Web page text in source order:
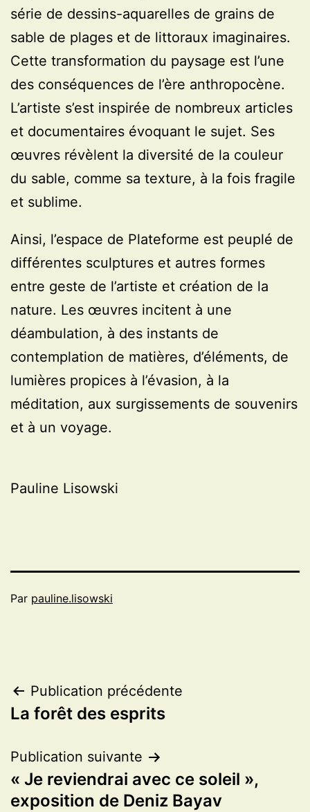
série de dessins-aquarelles de grains de
sable de plages et de littoraux imaginaires.
Cette transformation du paysage est l’une
des conséquences de l’ère anthropocène.
L’artiste s’est inspirée de nombreux articles
et documentaires évoquant le sujet. Ses
œuvres révèlent la diversité de la couleur
du sable, comme sa texture, à la fois fragile
et sublime.
Ainsi, l’espace de Plateforme est peuplé de
différentes sculptures et autres formes
entre geste de l’artiste et création de la
nature. Les œuvres incitent à une
déambulation, à des instants de
contemplation de matières, d’éléments, de
lumières propices à l’évasion, à la
méditation, aux surgissements de souvenirs
et à un voyage.
Pauline Lisowski
Par pauline.lisowski
Navigation
de
l’article
Publication précédente
La forêt des esprits
Publication suivante
« Je reviendrai avec ce soleil »,
exposition de Deniz Bayav